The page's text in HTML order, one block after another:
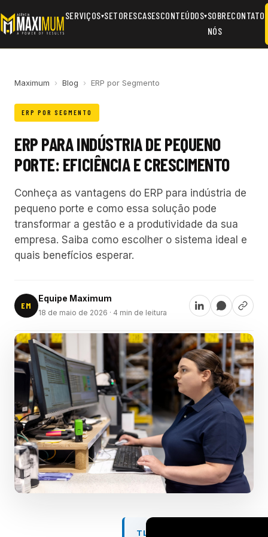
SERVIÇOS▾SETORESCASESCONTEÚDOS▾SOBRE
NÓS
CONTATO
Maximum › Blog › ERP por Segmento
ERP POR SEGMENTO
ERP PARA INDÚSTRIA DE PEQUENO
PORTE: EFICIÊNCIA E CRESCIMENTO
Conheça as vantagens do ERP para indústria de
pequeno porte e como essa solução pode
transformar a gestão e a produtividade da sua
empresa. Saiba como escolher o sistema ideal e
quais benefícios esperar.
EM
Equipe Maximum
18 de maio de 2026 · 4 min de leitura
TL;DR